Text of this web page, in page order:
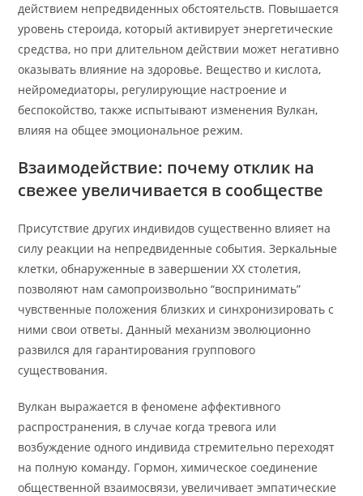
действием непредвиденных обстоятельств. Повышается
уровень стероида, который активирует энергетические
средства, но при длительном действии может негативно
оказывать влияние на здоровье. Вещество и кислота,
нейромедиаторы, регулирующие настроение и
беспокойство, также испытывают изменения Вулкан,
влияя на общее эмоциональное режим.
Взаимодействие: почему отклик на
свежее увеличивается в сообществе
Присутствие других индивидов существенно влияет на
силу реакции на непредвиденные события. Зеркальные
клетки, обнаруженные в завершении XX столетия,
позволяют нам самопроизвольно “воспринимать”
чувственные положения близких и синхронизировать с
ними свои ответы. Данный механизм эволюционно
развился для гарантирования группового
существования.
Вулкан выражается в феномене аффективного
распространения, в случае когда тревога или
возбуждение одного индивида стремительно переходят
на полную команду. Гормон, химическое соединение
общественной взаимосвязи, увеличивает эмпатические